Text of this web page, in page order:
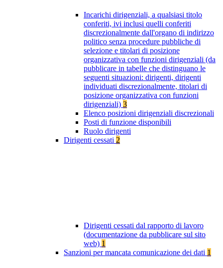
Incarichi dirigenziali, a qualsiasi titolo
conferiti, ivi inclusi quelli conferiti
discrezionalmente dall'organo di indirizzo
politico senza procedure pubbliche di
selezione e titolari di posizione
organizzativa con funzioni dirigenziali (da
pubblicare in tabelle che distinguano le
seguenti situazioni: dirigenti, dirigenti
individuati discrezionalmente, titolari di
posizione organizzativa con funzioni
dirigenziali) 3
Elenco posizioni dirigenziali discrezionali
Posti di funzione disponibili
Ruolo dirigenti
Dirigenti cessati 2
Dirigenti cessati dal rapporto di lavoro
(documentazione da pubblicare sul sito
web) 1
Sanzioni per mancata comunicazione dei dati 1